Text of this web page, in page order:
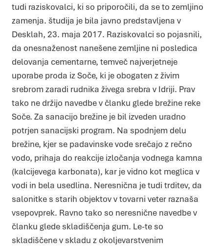
tudi raziskovalci, ki so priporočili, da se to zemljino
zamenja. študija je bila javno predstavljena v
Desklah, 23. maja 2017. Raziskovalci so pojasnili,
da onesnaženost nanešene zemljine ni posledica
delovanja cementarne, temveč najverjetneje
uporabe proda iz Soče, ki je obogaten z živim
srebrom zaradi rudnika živega srebra v Idriji. Prav
tako ne držijo navedbe v članku glede brežine reke
Soče. Za sanacijo brežine je bil izveden uradno
potrjen sanacijski program. Na spodnjem delu
brežine, kjer se padavinske vode srečajo z rečno
vodo, prihaja do reakcije izločanja vodnega kamna
(kalcijevega karbonata), kar je vidno kot meglica v
vodi in bela usedlina. Neresnična je tudi trditev, da
salonitke s starih objektov v tovarni veter raznaša
vsepovprek. Ravno tako so neresnične navedbe v
članku glede skladiščenja gum. Le-te so
skladiščene v skladu z okoljevarstvenim